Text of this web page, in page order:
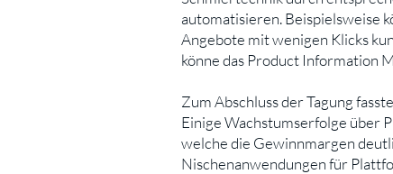
automatisieren. Beispielsweise
Angebote mit wenigen Klicks
könne das Product Information
Zum Abschluss der Tagung
Einige Wachstumserfolge über
welche die Gewinnmargen
Nischenanwendungen für